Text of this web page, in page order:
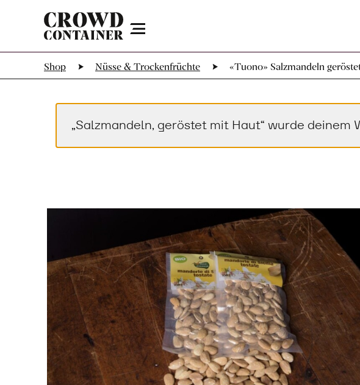
Menu
Shop Nüsse & Trockenfrüchte «Tuono» Salzmandeln
„Salzmandeln, geröstet mit Haut“ wurde deinem